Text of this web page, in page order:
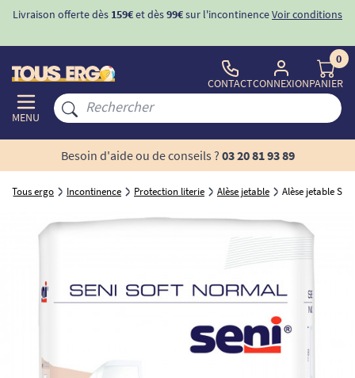
Livraison offerte dès 159€et dès99€sur l'incontinenceVoir conditions
MENU
CONTACTCONNEXION
0
PANIER
Besoin d'aide ou de conseils ? 03 20 81 93 89
Tous ergo Incontinence Protection literie Alèse jetable Alèse jetable